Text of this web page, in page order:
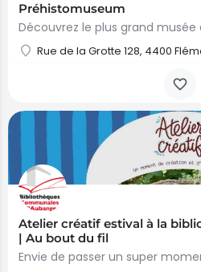
Préhistomuseum
Rue de la Grotte 128, 4400
Atelier créatif estival à la
| Au bout du fil